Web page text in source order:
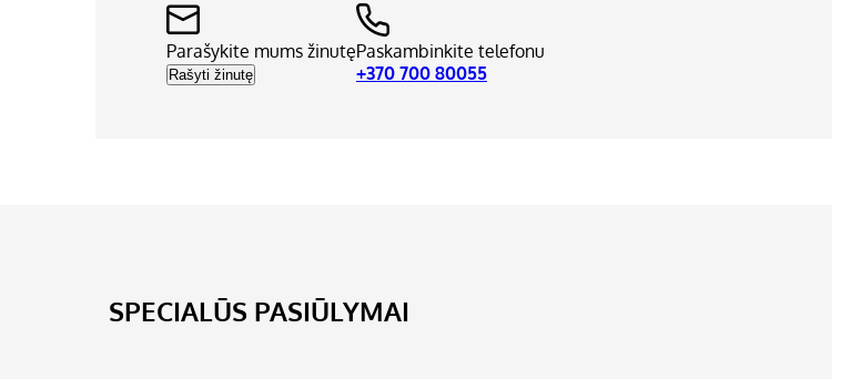
Parašykite mums žinutę
Rašyti žinutę
Paskambinkite telefonu
+370 700 80055
SPECIALŪS PASIŪLYMAI